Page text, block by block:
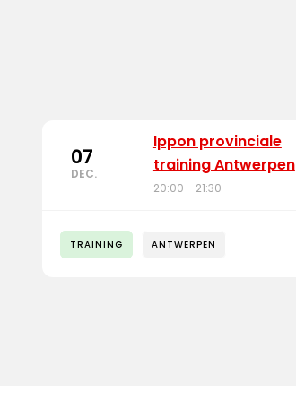
07
DEC.
Ippon provinciale
training Antwerpen
20:00 - 21:30
TRAINING ANTWERPEN